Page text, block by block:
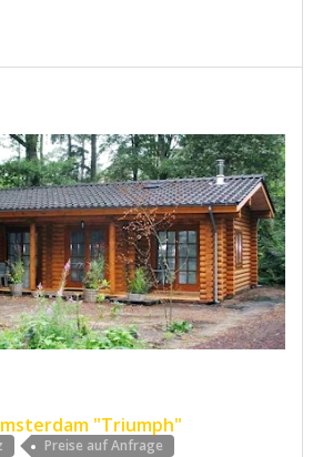
"Triumph"
Preise auf Anfrage